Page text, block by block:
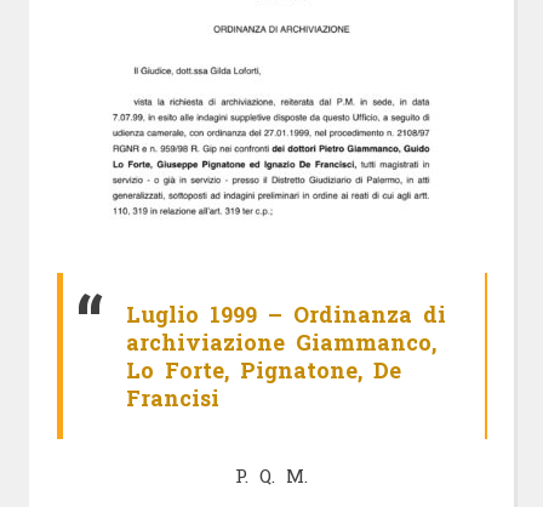
Luglio 1999 – Ordinanza di
archiviazione Giammanco,
Lo Forte, Pignatone, De
Francisi
P. Q. M.